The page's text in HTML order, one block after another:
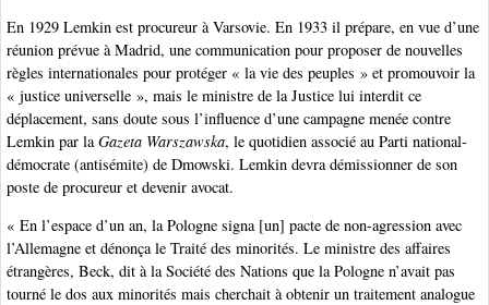
En 1929 Lemkin est procureur à Varsovie. En 1933 il prépare, en vue d’une
réunion prévue à Madrid, une communication pour proposer de nouvelles
règles internationales pour protéger « la vie des peuples » et promouvoir la
« justice universelle », mais le ministre de la Justice lui interdit ce
déplacement, sans doute sous l’influence d’une campagne menée contre
Lemkin par la Gazeta Warszawska, le quotidien associé au Parti national-
démocrate (antisémite) de Dmowski. Lemkin devra démissionner de son
poste de procureur et devenir avocat.
« En l’espace d’un an, la Pologne signa [un] pacte de non-agression avec
l’Allemagne et dénonça le Traité des minorités. Le ministre des affaires
étrangères, Beck, dit à la Société des Nations que la Pologne n’avait pas
tourné le dos aux minorités mais cherchait à obtenir un traitement analogue